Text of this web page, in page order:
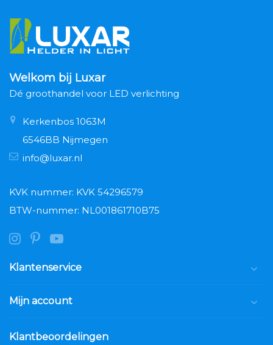
Welkom bij Luxar
Dé groothandel voor LED verlichting
Kerkenbos 1063M
6546BB Nijmegen
info@luxar.nl
KVK nummer: KVK 54296579
BTW-nummer: NL001861710B75
Klantenservice
Mijn account
Klantbeoordelingen